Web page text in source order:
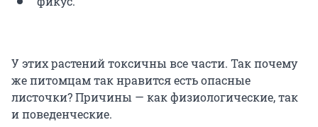
У этих растений токсичны все части. Так почему
же питомцам так нравится есть опасные
листочки? Причины — как физиологические, так
и поведенческие.